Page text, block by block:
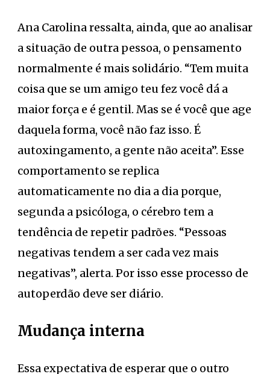
Ana Carolina ressalta, ainda, que ao analisar
a situação de outra pessoa, o pensamento
normalmente é mais solidário. “Tem muita
coisa que se um amigo teu fez você dá a
maior força e é gentil. Mas se é você que age
daquela forma, você não faz isso. É
autoxingamento, a gente não aceita”. Esse
comportamento se replica
automaticamente no dia a dia porque,
segunda a psicóloga, o cérebro tem a
tendência de repetir padrões. “Pessoas
negativas tendem a ser cada vez mais
negativas”, alerta. Por isso esse processo de
autoperdão deve ser diário.
Mudança interna
Essa expectativa de esperar que o outro